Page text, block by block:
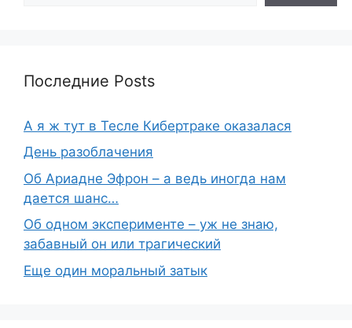
Последние Posts
А я ж тут в Тесле Кибертраке оказалася
День разоблачения
Об Ариадне Эфрон – а ведь иногда нам
дается шанс…
Об одном эксперименте – уж не знаю,
забавный он или трагический
Еще один моральный затык